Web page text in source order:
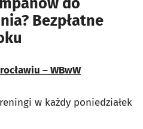
Bezpłatne
– WBwW
w każdy poniedziałek